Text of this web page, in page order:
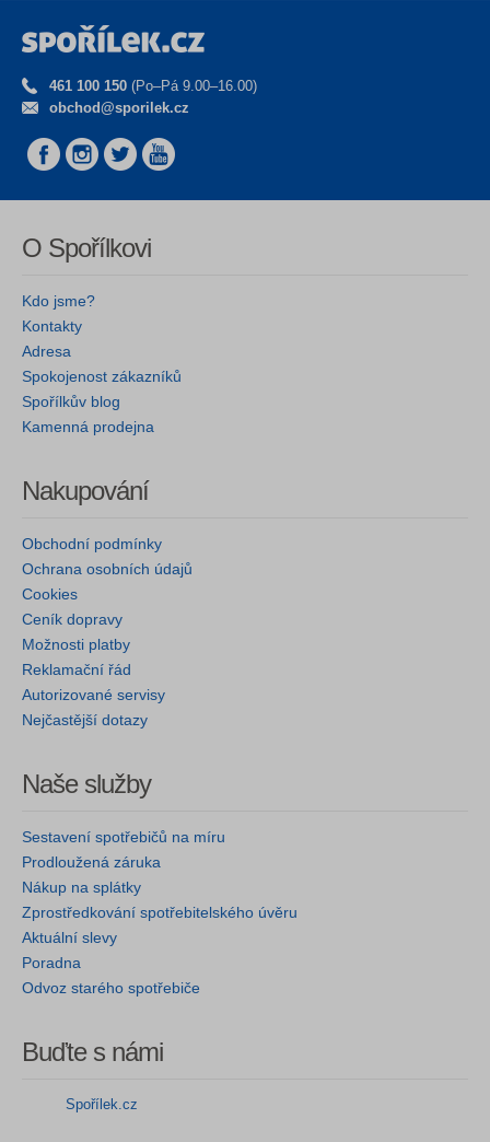
461 100 150 (Po–Pá 9.00–16.00)
obchod@sporilek.cz
O Spořílkovi
Kdo jsme?
Kontakty
Adresa
Spokojenost zákazníků
Spořílkův blog
Kamenná prodejna
Nakupování
Obchodní podmínky
Ochrana osobních údajů
Cookies
Ceník dopravy
Možnosti platby
Reklamační řád
Autorizované servisy
Nejčastější dotazy
Naše služby
Sestavení spotřebičů na míru
Prodloužená záruka
Nákup na splátky
Zprostředkování spotřebitelského úvěru
Aktuální slevy
Poradna
Odvoz starého spotřebiče
Buďte s námi
Spořílek.cz